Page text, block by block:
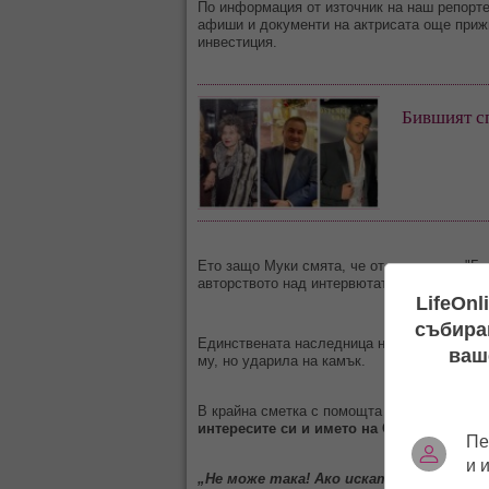
По информация от източник на наш
афиши и документи на актрисата още
инвестиция.
Бившият
Ето защо Муки смята, че от сдружение
авторството над интервютата с майка й
Единствената наследница на обичаната
му, но ударила на камък.
В крайна сметка с помощта на юристи тя
интересите си и името на Стоянка в съда
„Не може така! Ако искат да си пишат
и